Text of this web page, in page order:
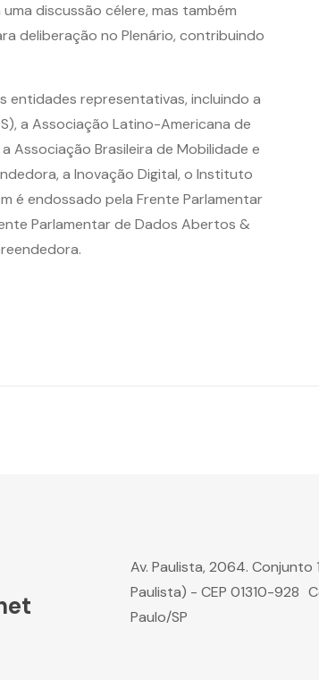
discussão célere, mas também
deliberação no Plenário, contribuindo
entidades representativas, incluindo a
a Associação Latino-Americana de
Associação Brasileira de Mobilidade e
a Inovação Digital, o Instituto
é endossado pela Frente Parlamentar
Parlamentar de Dados Abertos &
Av. Paulista, 2064.
Paulista) - CEP 01310-928
Paulo/SP